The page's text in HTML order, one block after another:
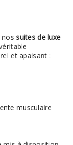
nossuites de luxe
et apaisant :
musculaire